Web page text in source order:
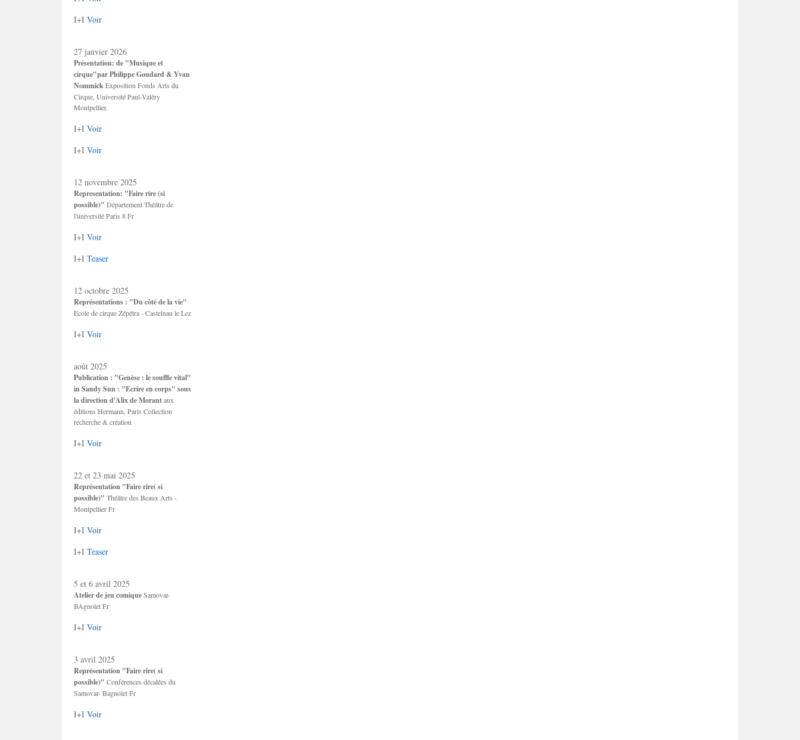
I+I Voir
27 janvier 2026
Présentation: de "Musique et
cirque"par Philippe Goudard & Yvan
NommickExposition Fonds Arts du
Cirque, Université Paul-Valéry
Montpellier.
I+I Voir
I+I Voir
12 novembre 2025
Representation: "Faire rire (si
possible)" Département Théâtre de
l'université Paris 8 Fr
I+I Voir
I+I Teaser
12 octobre 2025
Représentations : "Du côté de la vie"
Ecole de cirque Zépétra - Castelnau le Lez
I+I Voir
août 2025
Publication : "Genèse : le souffle vital"
in Sandy Sun : "Ecrire en corps" sous
la direction d'Alix de Morantaux
éditions Hermann, Paris Collection
recherche & création
I+I Voir
22 et 23 mai 2025
Représentation "Faire rire( si
possible)" Théâtre des Beaux Arts -
Montpellier Fr
I+I Voir
I+I Teaser
5 et 6 avril 2025
Atelier de jeu comiqueSamovar-
BAgnolet Fr
I+I Voir
3 avril 2025
Représentation "Faire rire( si
possible)" Conférences décalées du
Samovar- Bagnolet Fr
I+I Voir